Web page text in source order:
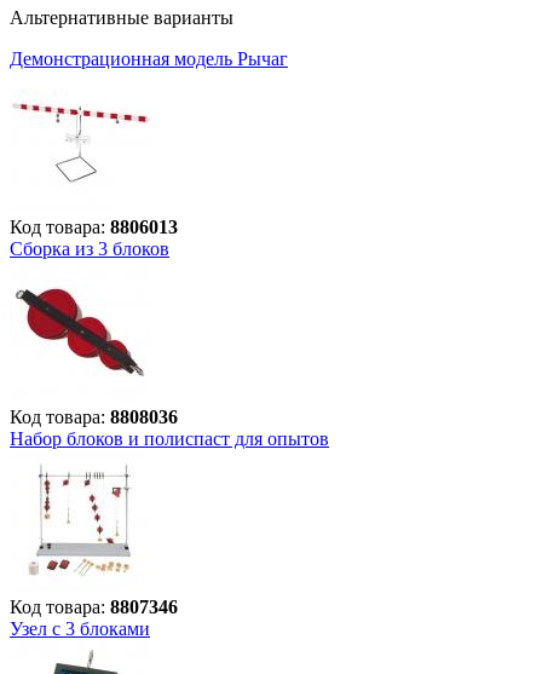
Альтернативные варианты
Демонстрационная модель Рычаг
Код товара: 8806013
Сборка из 3 блоков
Код товара: 8808036
Набор блоков и полиспаст для опытов
Код товара: 8807346
Узел с 3 блоками